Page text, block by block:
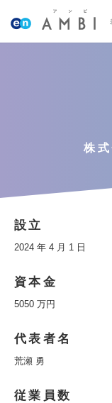
株
設立
2024 年 4 月 1 日
資本金
5050 万円
代表者名
荒瀬 勇
従業員数